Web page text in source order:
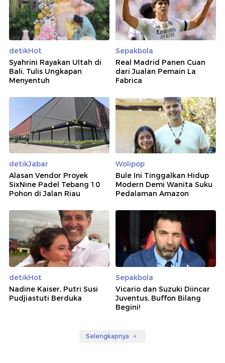
detikHot
Syahrini Rayakan Ultah di
Bali, Tulis Ungkapan
Menyentuh
Sepakbola
Real Madrid Panen Cuan
dari Jualan Pemain La
Fabrica
detikJabar
Alasan Vendor Proyek
SixNine Padel Tebang 10
Pohon di Jalan Riau
Wolipop
Bule Ini Tinggalkan Hidup
Modern Demi Wanita Suku
Pedalaman Amazon
detikHot
Nadine Kaiser, Putri Susi
Pudjiastuti Berduka
Sepakbola
Vicario dan Suzuki Diincar
Juventus, Buffon Bilang
Begini!
Selengkapnya